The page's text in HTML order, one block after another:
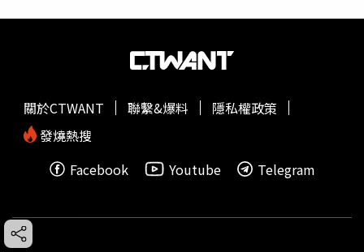
關於CTWANT 聯繫&爆料
隱私權政策
發燒熱搜
Facebook
Youtube Telegram